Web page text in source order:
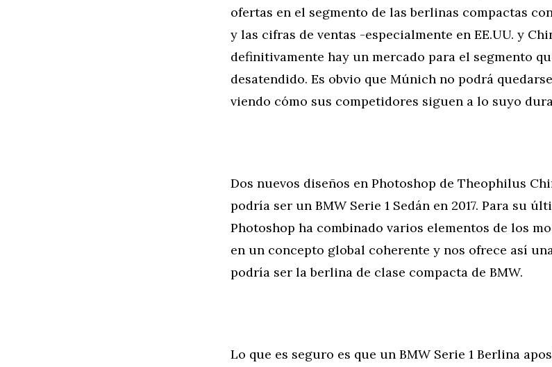
ofertas en el segmento de las berlinas compactas
y las cifras de ventas -especialmente en EE.UU. y
definitivamente hay un mercado para el segmento
desatendido. Es obvio que Múnich no podrá
viendo cómo sus competidores siguen a lo suyo
Dos nuevos diseños en Photoshop de Theophilus
podría ser un BMW Serie 1 Sedán en 2017. Para su
Photoshop ha combinado varios elementos de los
en un concepto global coherente y nos ofrece así
podría ser la berlina de clase compacta de BMW.
Lo que es seguro es que un BMW Serie 1 Berlina